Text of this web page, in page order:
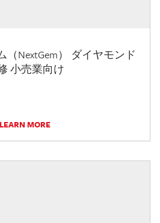
（NextGem） ダイヤモンド
小売業向け
LEARN MORE